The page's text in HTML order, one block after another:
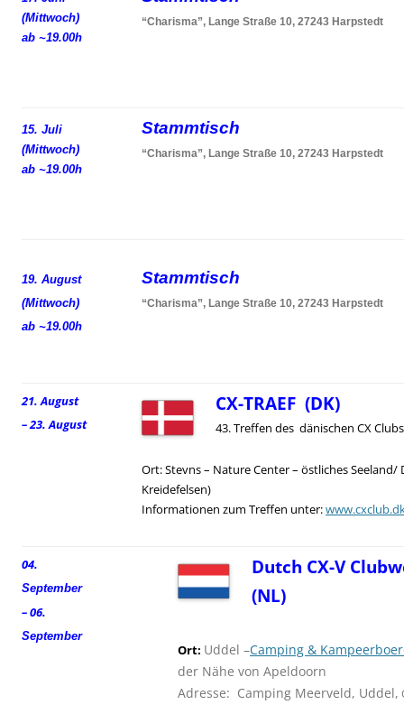
(Mittwoch)
ab ~19.00h
“Charisma”, Lange Straße 10, 27243 Harpstedt
15. Juli
(Mittwoch)
ab ~19.00h
Stammtisch
“Charisma”, Lange Straße 10, 27243 Harpstedt
19. August
(Mittwoch)
ab ~19.00h
Stammtisch
“Charisma”, Lange Straße 10, 27243 Harpstedt
21. August
– 23. August
CX-TRAEF (DK)
43. Treffen des dänischen CX Clubs
Ort: Stevns – Nature Center – östliches Seeland/
Kreidefelsen)
Informationen zum Treffen unter:
04.
September
– 06.
September
Dutch CX-V
(NL)
Ort: Uddel –Camping &
der Nähe von Apeldoorn
Adresse: Camping Meerveld, Uddel,